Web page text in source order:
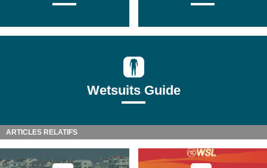
Wetsuits Guide
ARTICLES RELATIFS